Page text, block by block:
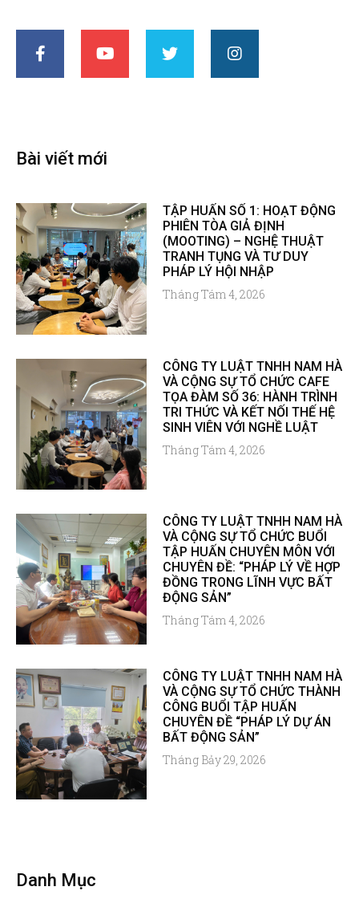
Bài viết mới
TẬP HUẤN SỐ 1: HOẠT ĐỘNG
PHIÊN TÒA GIẢ ĐỊNH
(MOOTING) – NGHỆ THUẬT
TRANH TỤNG VÀ TƯ DUY
PHÁP LÝ HỘI NHẬP
Tháng Tám 4, 2026
CÔNG TY LUẬT TNHH NAM HÀ
VÀ CỘNG SỰ TỔ CHỨC CAFE
TỌA ĐÀM SỐ 36: HÀNH TRÌNH
TRI THỨC VÀ KẾT NỐI THẾ HỆ
SINH VIÊN VỚI NGHỀ LUẬT
Tháng Tám 4, 2026
CÔNG TY LUẬT TNHH NAM HÀ
VÀ CỘNG SỰ TỔ CHỨC BUỔI
TẬP HUẤN CHUYÊN MÔN VỚI
CHUYÊN ĐỀ: “PHÁP LÝ VỀ HỢP
ĐỒNG TRONG LĨNH VỰC BẤT
ĐỘNG SẢN”
Tháng Tám 4, 2026
CÔNG TY LUẬT TNHH NAM HÀ
VÀ CỘNG SỰ TỔ CHỨC THÀNH
CÔNG BUỔI TẬP HUẤN
CHUYÊN ĐỀ “PHÁP LÝ DỰ ÁN
BẤT ĐỘNG SẢN”
Tháng Bảy 29, 2026
Danh Mục